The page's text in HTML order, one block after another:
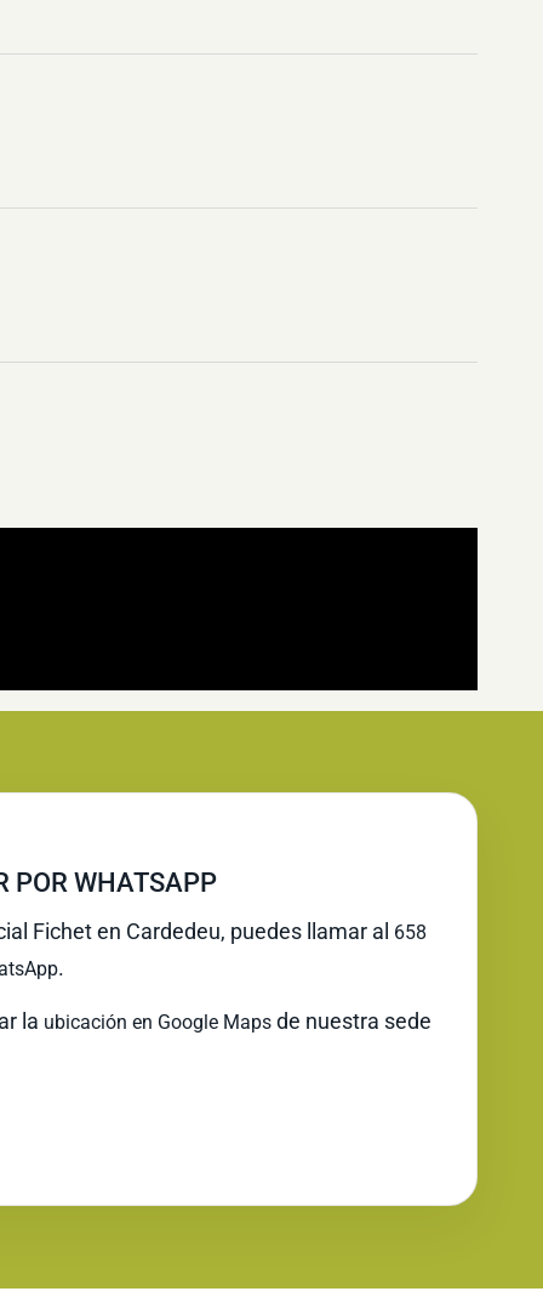
POR WHATSAPP
Fichet en Cardedeu, puedes llamar al 658
.
la ubicación en Google Maps de nuestra sede